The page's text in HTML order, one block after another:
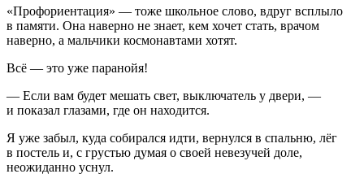
«Профориентация» — тоже школьное слово, вдруг всплыло
в памяти. Она наверно не знает, кем хочет стать, врачом
наверно, а мальчики космонавтами хотят.
Всё — это уже паранойя!
— Если вам будет мешать свет, выключатель у двери, —
и показал глазами, где он находится.
Я уже забыл, куда собирался идти, вернулся в спальню, лёг
в постель и, с грустью думая о своей невезучей доле,
неожиданно уснул.